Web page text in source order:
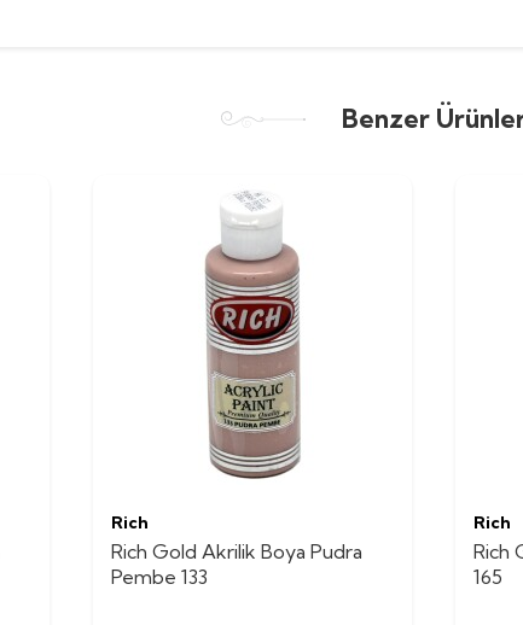
Benzer
Rich
Rich Gold Akrilik Boya Pudra
Pembe 133
Rich
Rich
165